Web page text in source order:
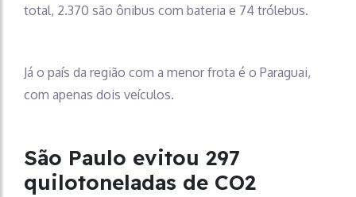
total, 2.370 são ônibus com bateria e 74 trólebus.
Já o país da região com a menor frota é o Paraguai,
com apenas dois veículos.
São Paulo evitou 297
quilotoneladas de CO2